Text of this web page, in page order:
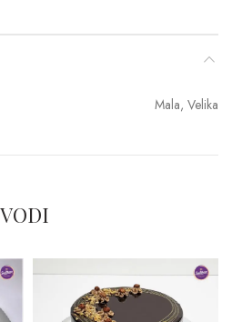
Mala, Velika